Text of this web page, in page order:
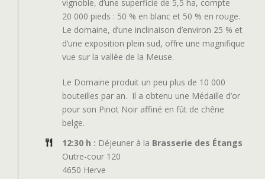
vignoble, d’une superficie de 5,5 ha, compte
20 000 pieds : 50 % en blanc et 50 % en rouge.
Le domaine, d’une inclinaison d’environ 25 % et
d’une exposition plein sud, offre une magnifique
vue sur la vallée de la Meuse.
Le Domaine produit un peu plus de 10 000
bouteilles par an. Il a obtenu une Médaille d’or
pour son Pinot Noir affiné en fût de chêne
belge.
12:30 h : Déjeuner à la Brasserie des Étangs
Outre-cour 120
4650 Herve